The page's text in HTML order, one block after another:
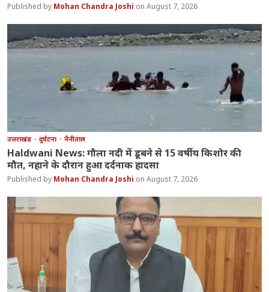
Mohan Chandra Joshi August 7, 2026
उत्तराखंड दुर्घटना नैनीताल
Haldwani News: गौला नदी में डूबने से 15 वर्षीय किशोर की
मौत, नहाने के दौरान हुआ दर्दनाक हादसा
Mohan Chandra Joshi August 7, 2026